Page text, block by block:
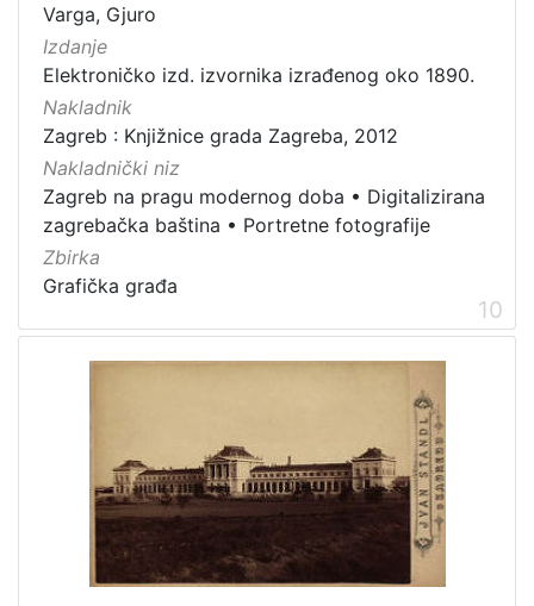
Varga, Gjuro
Izdanje
Elektroničko izd. izvornika izrađenog oko 1890.
Nakladnik
Zagreb : Knjižnice grada Zagreba, 2012
Nakladnički niz
Zagreb na pragu modernog doba • Digitalizirana
zagrebačka baština • Portretne fotografije
Zbirka
Grafička građa
10